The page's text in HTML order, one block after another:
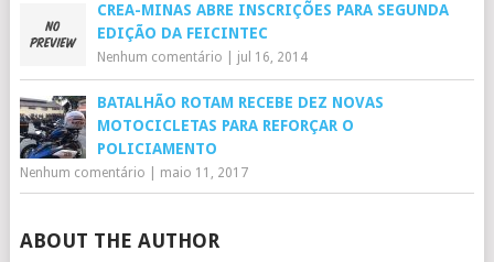
CREA-MINAS ABRE INSCRIÇÕES PARA SEGUNDA
EDIÇÃO DA FEICINTEC
Nenhum comentário jul 16, 2014
BATALHÃO ROTAM RECEBE DEZ NOVAS
MOTOCICLETAS PARA REFORÇAR O
POLICIAMENTO
Nenhum comentário maio 11, 2017
ABOUT THE AUTHOR